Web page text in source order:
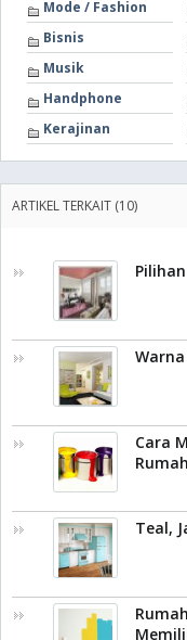
Mode / Fashion
Bisnis
Musik
Handphone
Kerajinan
ARTIKEL TERKAIT (10)
Cara
Rumah
Teal,